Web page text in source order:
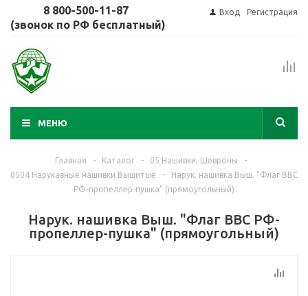
8 800-500-11-87
(звонок по РФ бесплатный)
Вход Регистрация
МЕНЮ
Главная - Каталог - 05 Нашивки, Шевроны
-
0504 Нарукавные нашивки Вышитые
-
Нарук. нашивка Выш. "Флаг ВВС
РФ-пропеллер-пушка" (прямоугольный)
Нарук. нашивка Выш. "Флаг ВВС РФ-
пропеллер-пушка" (прямоугольный)